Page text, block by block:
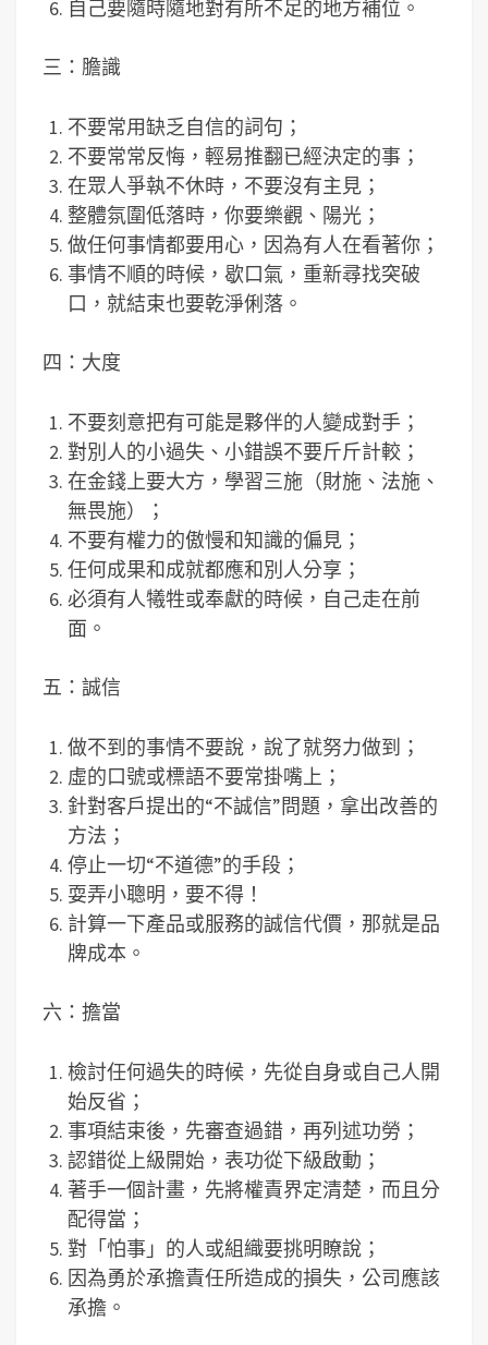
自己要隨時隨地對有所不足的地方補位。
三：膽識
不要常用缺乏自信的詞句；
不要常常反悔，輕易推翻已經決定的事；
在眾人爭執不休時，不要沒有主見；
整體氛圍低落時，你要樂觀、陽光；
做任何事情都要用心，因為有人在看著你；
事情不順的時候，歇口氣，重新尋找突破
口，就結束也要乾淨俐落。
四：大度
不要刻意把有可能是夥伴的人變成對手；
對別人的小過失、小錯誤不要斤斤計較；
在金錢上要大方，學習三施（財施、法施、
無畏施）；
不要有權力的傲慢和知識的偏見；
任何成果和成就都應和別人分享；
必須有人犧牲或奉獻的時候，自己走在前
面。
五：誠信
做不到的事情不要說，說了就努力做到；
虛的口號或標語不要常掛嘴上；
針對客戶提出的“不誠信”問題，拿出改善的
方法；
停止一切“不道德”的手段；
耍弄小聰明，要不得！
計算一下產品或服務的誠信代價，那就是品
牌成本。
六：擔當
檢討任何過失的時候，先從自身或自己人開
始反省；
事項結束後，先審查過錯，再列述功勞；
認錯從上級開始，表功從下級啟動；
著手一個計畫，先將權責界定清楚，而且分
配得當；
對「怕事」的人或組織要挑明瞭說；
因為勇於承擔責任所造成的損失，公司應該
承擔。